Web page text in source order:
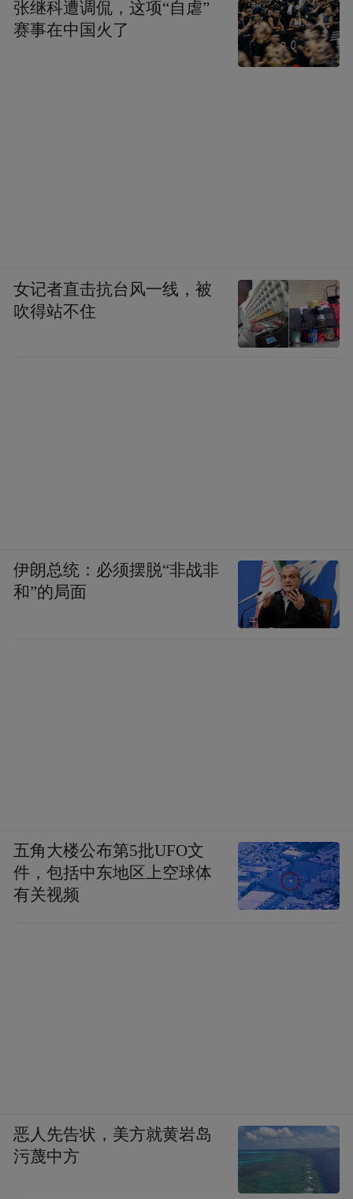
张继科遭调侃，这项“自虐”
赛事在中国火了
女记者直击抗台风一线，被
吹得站不住
伊朗总统：必须摆脱“非战非
和”的局面
五角大楼公布第5批UFO文
件，包括中东地区上空球体
有关视频
恶人先告状，美方就黄岩岛
污蔑中方